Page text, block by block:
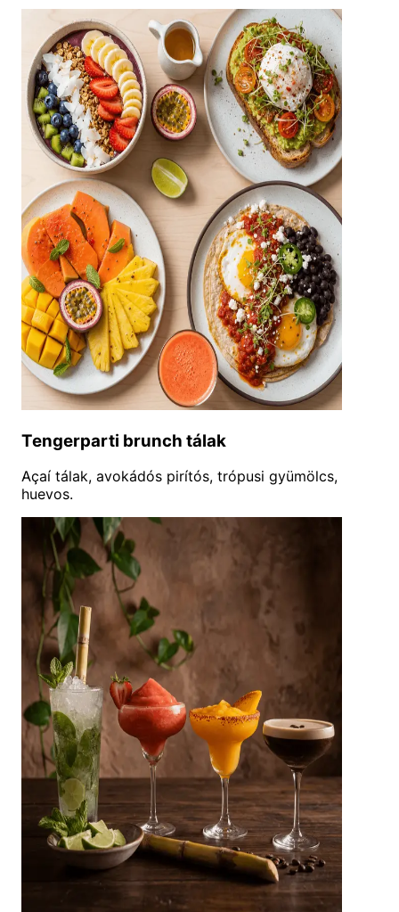
Tengerparti brunch tálak
Açaí tálak, avokádós pirítós, trópusi gyümölcs,
huevos.